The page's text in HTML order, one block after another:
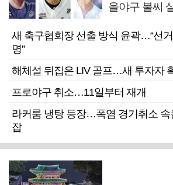
을야구 불씨
새 축구협회장 선출 방식 윤곽…“선
명”
해체설 뒤집은 LIV 골프…새 투자자
프로야구 취소…11일부터 재개
라커룸 냉탕 등장…폭염 경기취소 속
잡